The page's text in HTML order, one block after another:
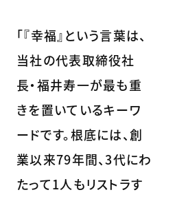
「『幸福』という言葉は、
当社の代表取締役社
長・福井寿一が最も重
きを置いているキーワ
ードです。根底には、創
業以来79年間、3代にわ
たって1人もリストラす